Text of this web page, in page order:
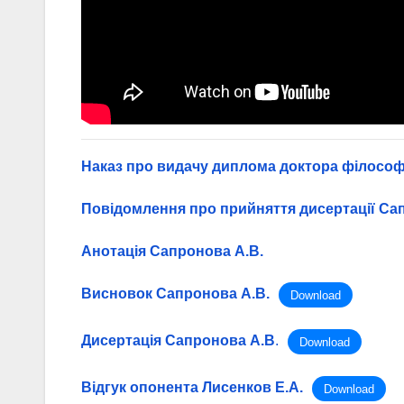
Наказ про видачу диплома доктора
Повідомлення про прийняття дисертації
Анотація Сапронова А.В.
Висновок Сапронова А.В. Download
Дисертація Сапронова А.В. Download
Вiдгук опонента Лисенков Е.А. Download